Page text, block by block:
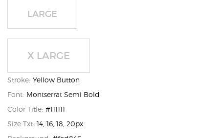
LARGE
X LARGE
Stroke: Yellow Button
Font: Montserrat Semi Bold
Color Title: #111111
Size Txt: 14, 16, 18, 20px